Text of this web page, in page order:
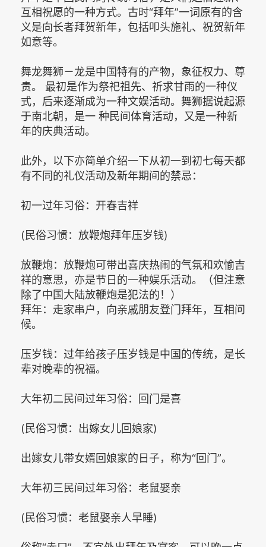
互相祝愿的一种方式。古时“拜年”一词原有的含
义是向长者拜贺新年，包括叩头施礼、祝贺新年
如意等。
舞龙舞狮－龙是中国特有的产物，象征权力、尊
贵。 最初是作为祭祀祖先、祈求甘雨的一种仪
式，后来逐渐成为一种文娱活动。舞狮据说起源
于南北朝，是一 种民间体育活动，又是一种新
年的庆典活动。
此外，以下亦简单介绍一下从初一到初七每天都
有不同的礼仪活动及新年期间的禁忌：
初一过年习俗：开春吉祥
(民俗习惯：放鞭炮拜年压岁钱)
放鞭炮：放鞭炮可带出喜庆热闹的气氛和欢愉吉
祥的意思，亦是节日的一种娱乐活动。（但注意
除了中国大陆放鞭炮是犯法的！）
拜年：走家串户，向亲戚朋友登门拜年，互相问
候。
压岁钱：过年给孩子压岁钱是中国的传统，是长
辈对晚辈的祝福。
大年初二民间过年习俗：回门是喜
(民俗习惯：出嫁女儿回娘家)
出嫁女儿带女婿回娘家的日子，称为“回门”。
大年初三民间过年习俗：老鼠娶亲
(民俗习惯：老鼠娶亲人早睡)